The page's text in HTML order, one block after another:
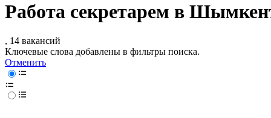
Работа секретарем в
, 14 вакансий
Ключевые слова добавлены в фильтры поиска.
Отменить